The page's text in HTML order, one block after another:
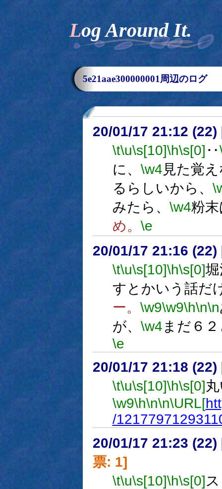
Log Around It.
5e21aae300000001周辺のログ
20/01/17 21:12 (22)
\t\u\s[10]\h\s[0] ‥
に、 \w4 見た覚
るらしいから、
みたら、 \w4粉
め。 \e
20/01/17 21:16 (22)
\t\u\s[10]\h\s[0]
すとかいう話だ
ー。 \w9\w9\h\n\n
が、 \w4まだ６
\e
20/01/17 21:18 (22)
\t\u\s[10]\h\s[0]
\w9\h\n\n\URL[
/
20/01/17 21:23 (22)
票: 1]
\t\u\s[10]\h\s[0]